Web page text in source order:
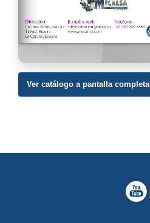
Ver catálogo a pantalla completa